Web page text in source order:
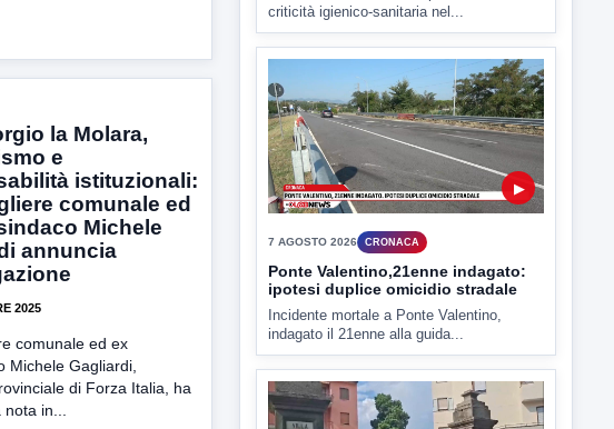
la Molara,
e
istituzionali:
comunale ed
Michele
annuncia
2025
comunale ed ex
Michele Gagliardi,
di Forza Italia, ha
in...
Miasmi e Calore, l'ASL parla
attraverso il Comune
Nessuna nuova moria di pesci e nessuna
criticità igienico-sanitaria nel...
▶
Ponte Valentino,21enne indagato:
ipotesi duplice omicidio stradale
Incidente mortale a Ponte Valentino,
indagato il 21enne alla guida...